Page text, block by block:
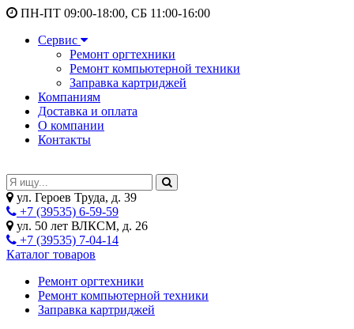
ПН-ПТ 09:00-18:00, СБ 11:00-16:00
Сервис
Ремонт оргтехники
Ремонт компьютерной техники
Заправка картриджей
Компаниям
Доставка и оплата
О компании
Контакты
ул. Героев Труда, д. 39
+7 (39535) 6-59-59
ул. 50 лет ВЛКСМ, д. 26
+7 (39535) 7-04-14
Каталог товаров
Ремонт оргтехники
Ремонт компьютерной техники
Заправка картриджей